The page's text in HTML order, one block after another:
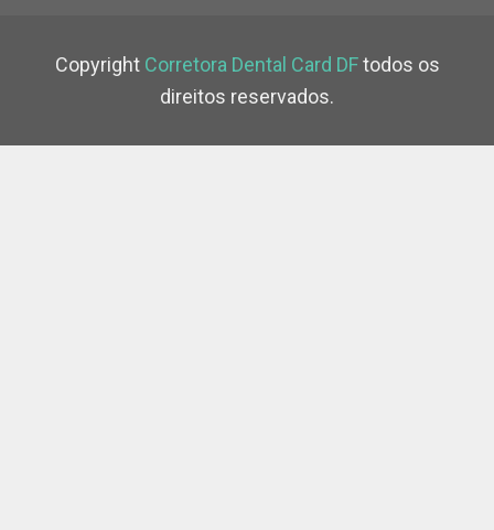
Copyright Corretora Dental Card DFtodos os
direitos reservados.